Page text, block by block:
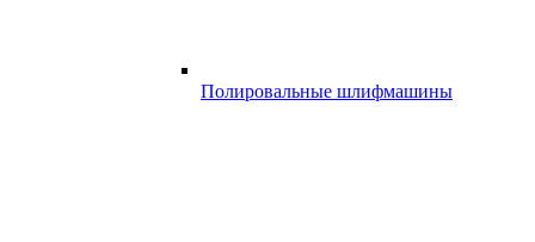
Полировальные шлифмашины